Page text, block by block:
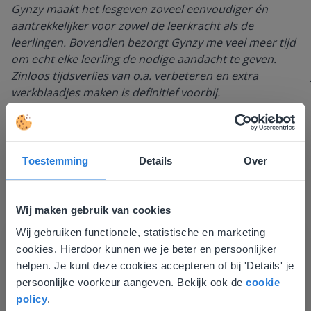
Toestemming Details Over
Wij maken gebruik van cookies
Wij gebruiken functionele, statistische en marketing
cookies. Hierdoor kunnen we je beter en persoonlijker
helpen. Je kunt deze cookies accepteren of bij 'Details' je
persoonlijke voorkeur aangeven. Bekijk ook de cookie
policy
Gynzy maakt het lesgeven zoveel eenvoudiger én
aantrekkelijker voor zowel de leerkracht als de
leerlingen. Bovendien bezorgt Gynzy me veel meer tijd
om echt elke leerling de nodige aandacht te geven.
Zinloos tijdsverlies van o.a. verbeteren en extra
werkblaadjes maken is definitief voorbij.
Leefschool Het Droomschip
Deze website komt niet
overeen met je locatie
Gezien je locatie, denken we dat je misschien
liever naar de website voor English gaat. Hier